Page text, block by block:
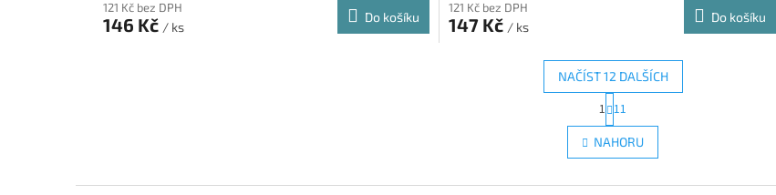
121 Kč bez DPH
146 Kč / ks
Do košíku
121 Kč bez DPH
147 Kč / ks
Do košíku
O
v
l
d
NAČÍST 12 DALŠÍCH
t
r
á
n
1 11
NAHORU